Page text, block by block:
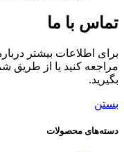
تماس با ما
برای اطلاعات بیشتر
مراجعه کنید یا از طریق
بگیرید.
بستن
دسته‌های محصولات